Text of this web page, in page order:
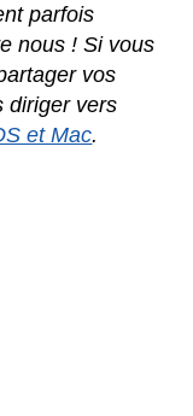
parfois
nous ! Si vous
vos
diriger vers
et Mac.